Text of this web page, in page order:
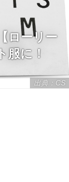
出典：CS
ローリー
服に！